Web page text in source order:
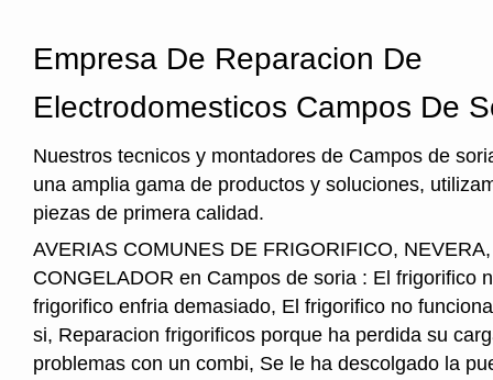
Empresa De Reparacion De
Electrodomesticos Campos De
Nuestros tecnicos y montadores de Campos de
una amplia gama de productos y soluciones,
piezas de primera calidad.
AVERIAS COMUNES DE FRIGORIFICO,
CONGELADOR en Campos de soria : El frigorifico
frigorifico enfria demasiado, El frigorifico no
si, Reparacion frigorificos porque ha perdida su
problemas con un combi, Se le ha descolgado la